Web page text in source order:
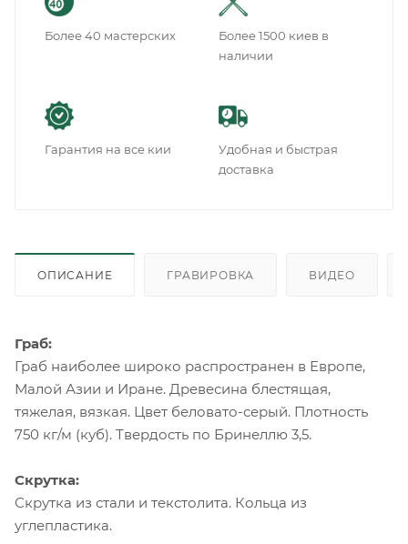
Более 40 мастерских
Более 1500 киев в
наличии
Гарантия на все кии
Удобная и быстрая
доставка
ОПИСАНИЕ ГРАВИРОВКА ВИДЕО
Граб:
Граб наиболее широко распространен в Европе,
Малой Азии и Иране. Древесина блестящая,
тяжелая, вязкая. Цвет беловато-серый. Плотность
750 кг/м (куб). Твердость по Бринеллю 3,5.
Скрутка:
Скрутка из стали и текстолита. Кольца из
углепластика.